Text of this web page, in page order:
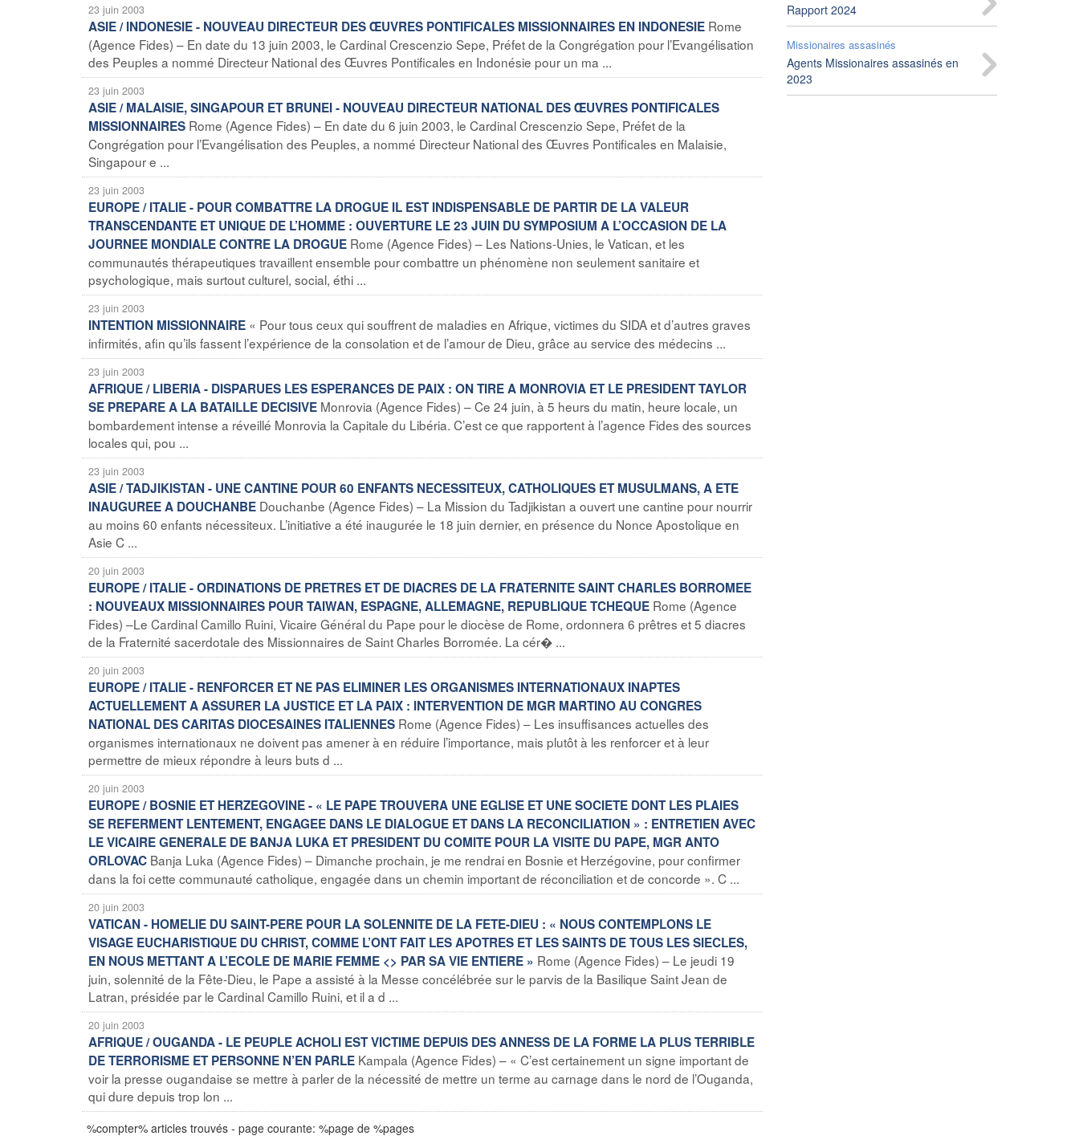
23 juin 2003
ASIE / INDONESIE - NOUVEAU DIRECTEUR DES ŒUVRES PONTIFICALES MISSIONNAIRES EN INDONESIE Rome
(Agence Fides) – En date du 13 juin 2003, le Cardinal Crescenzio Sepe, Préfet de la Congrégation pour l’Evangélisation
des Peuples a nommé Directeur National des Œuvres Pontificales en Indonésie pour un ma ...
23 juin 2003
ASIE / MALAISIE, SINGAPOUR ET BRUNEI - NOUVEAU DIRECTEUR NATIONAL DES ŒUVRES PONTIFICALES
MISSIONNAIRES Rome (Agence Fides) – En date du 6 juin 2003, le Cardinal Crescenzio Sepe, Préfet de la
Congrégation pour l’Evangélisation des Peuples, a nommé Directeur National des Œuvres Pontificales en Malaisie,
Singapour e ...
23 juin 2003
EUROPE / ITALIE - POUR COMBATTRE LA DROGUE IL EST INDISPENSABLE DE PARTIR DE LA VALEUR
TRANSCENDANTE ET UNIQUE DE L’HOMME : OUVERTURE LE 23 JUIN DU SYMPOSIUM A L’OCCASION DE LA
JOURNEE MONDIALE CONTRE LA DROGUE Rome (Agence Fides) – Les Nations-Unies, le Vatican, et les
communautés thérapeutiques travaillent ensemble pour combattre un phénomène non seulement sanitaire et
psychologique, mais surtout culturel, social, éthi ...
23 juin 2003
INTENTION MISSIONNAIRE « Pour tous ceux qui souffrent de maladies en Afrique, victimes du SIDA et d’autres graves
infirmités, afin qu’ils fassent l’expérience de la consolation et de l’amour de Dieu, grâce au service des médecins ...
23 juin 2003
AFRIQUE / LIBERIA - DISPARUES LES ESPERANCES DE PAIX : ON TIRE A MONROVIA ET LE PRESIDENT TAYLOR
SE PREPARE A LA BATAILLE DECISIVE Monrovia (Agence Fides) – Ce 24 juin, à 5 heurs du matin, heure locale, un
bombardement intense a réveillé Monrovia la Capitale du Libéria. C’est ce que rapportent à l’agence Fides des sources
locales qui, pou ...
23 juin 2003
ASIE / TADJIKISTAN - UNE CANTINE POUR 60 ENFANTS NECESSITEUX, CATHOLIQUES ET MUSULMANS, A ETE
INAUGUREE A DOUCHANBE Douchanbe (Agence Fides) – La Mission du Tadjikistan a ouvert une cantine pour nourrir
au moins 60 enfants nécessiteux. L’initiative a été inaugurée le 18 juin dernier, en présence du Nonce Apostolique en
Asie C ...
20 juin 2003
EUROPE / ITALIE - ORDINATIONS DE PRETRES ET DE DIACRES DE LA FRATERNITE SAINT CHARLES BORROMEE
: NOUVEAUX MISSIONNAIRES POUR TAIWAN, ESPAGNE, ALLEMAGNE, REPUBLIQUE TCHEQUE Rome (Agence
Fides) –Le Cardinal Camillo Ruini, Vicaire Général du Pape pour le diocèse de Rome, ordonnera 6 prêtres et 5 diacres
de la Fraternité sacerdotale des Missionnaires de Saint Charles Borromée. La cér� ...
20 juin 2003
EUROPE / ITALIE - RENFORCER ET NE PAS ELIMINER LES ORGANISMES INTERNATIONAUX INAPTES
ACTUELLEMENT A ASSURER LA JUSTICE ET LA PAIX : INTERVENTION DE MGR MARTINO AU CONGRES
NATIONAL DES CARITAS DIOCESAINES ITALIENNES Rome (Agence Fides) – Les insuffisances actuelles des
organismes internationaux ne doivent pas amener à en réduire l’importance, mais plutôt à les renforcer et à leur
permettre de mieux répondre à leurs buts d ...
20 juin 2003
EUROPE / BOSNIE ET HERZEGOVINE - « LE PAPE TROUVERA UNE EGLISE ET UNE SOCIETE DONT LES PLAIES
SE REFERMENT LENTEMENT, ENGAGEE DANS LE DIALOGUE ET DANS LA RECONCILIATION » : ENTRETIEN AVEC
LE VICAIRE GENERALE DE BANJA LUKA ET PRESIDENT DU COMITE POUR LA VISITE DU PAPE, MGR ANTO
ORLOVAC Banja Luka (Agence Fides) – Dimanche prochain, je me rendrai en Bosnie et Herzégovine, pour confirmer
dans la foi cette communauté catholique, engagée dans un chemin important de réconciliation et de concorde ». C ...
20 juin 2003
VATICAN - HOMELIE DU SAINT-PERE POUR LA SOLENNITE DE LA FETE-DIEU : « NOUS CONTEMPLONS LE
VISAGE EUCHARISTIQUE DU CHRIST, COMME L’ONT FAIT LES APOTRES ET LES SAINTS DE TOUS LES SIECLES,
EN NOUS METTANT A L’ECOLE DE MARIE FEMME <> PAR SA VIE ENTIERE » Rome (Agence Fides) – Le jeudi 19
juin, solennité de la Fête-Dieu, le Pape a assisté à la Messe concélébrée sur le parvis de la Basilique Saint Jean de
Latran, présidée par le Cardinal Camillo Ruini, et il a d ...
20 juin 2003
AFRIQUE / OUGANDA - LE PEUPLE ACHOLI EST VICTIME DEPUIS DES ANNESS DE LA FORME LA PLUS TERRIBLE
DE TERRORISME ET PERSONNE N’EN PARLE Kampala (Agence Fides) – « C’est certainement un signe important de
voir la presse ougandaise se mettre à parler de la nécessité de mettre un terme au carnage dans le nord de l’Ouganda,
qui dure depuis trop lon ...
%compter% articles trouvés - page courante: %page de %pages
Rapport 2024
Missionaires assasinés
Agents Missionaires assasinés en
2023